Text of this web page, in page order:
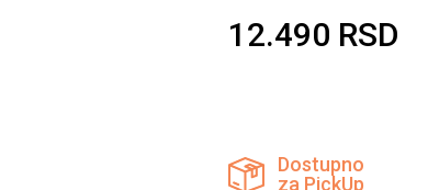
12.490 RSD
Dostupno
za PickUp